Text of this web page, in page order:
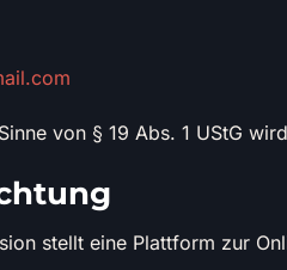
von § 19 Abs. 1 UStG
stellt eine Plattform zur